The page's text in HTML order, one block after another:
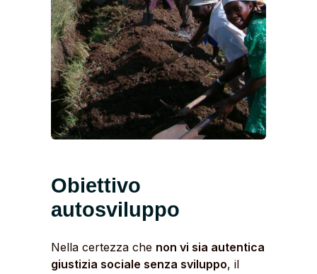
Obiettivo
autosviluppo
Nella certezza che non vi sia autentica
giustizia sociale senza sviluppo, il